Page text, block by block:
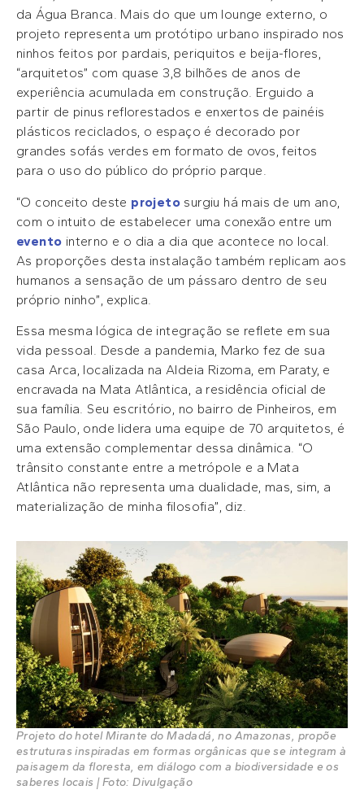
da Água Branca. Mais do que um lounge externo, o
projeto representa um protótipo urbano inspirado nos
ninhos feitos por pardais, periquitos e beija-flores,
“arquitetos” com quase 3,8 bilhões de anos de
experiência acumulada em construção. Erguido a
partir de pinus reflorestados e enxertos de painéis
plásticos reciclados, o espaço é decorado por
grandes sofás verdes em formato de ovos, feitos
para o uso do público do próprio parque.
“O conceito deste projeto surgiu há mais de um ano,
com o intuito de estabelecer uma conexão entre um
evento interno e o dia a dia que acontece no local.
As proporções desta instalação também replicam aos
humanos a sensação de um pássaro dentro de seu
próprio ninho”, explica.
Essa mesma lógica de integração se reflete em sua
vida pessoal. Desde a pandemia, Marko fez de sua
casa Arca, localizada na Aldeia Rizoma, em Paraty, e
encravada na Mata Atlântica, a residência oficial de
sua família. Seu escritório, no bairro de Pinheiros, em
São Paulo, onde lidera uma equipe de 70 arquitetos, é
uma extensão complementar dessa dinâmica. “O
trânsito constante entre a metrópole e a Mata
Atlântica não representa uma dualidade, mas, sim, a
materialização de minha filosofia”, diz.
Projeto do hotel Mirante do Madadá, no Amazonas, propõe
estruturas inspiradas em formas orgânicas que se integram à
paisagem da floresta, em diálogo com a biodiversidade e os
saberes locais | Foto: Divulgação